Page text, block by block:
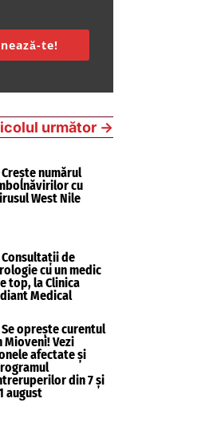
te!
următor →
Crește numărul
cu
West Nile
Consultații de
cu un medic
top, la Clinica
Medical
Se oprește curentul
Mioveni! Vezi
afectate și
din 7 și
august